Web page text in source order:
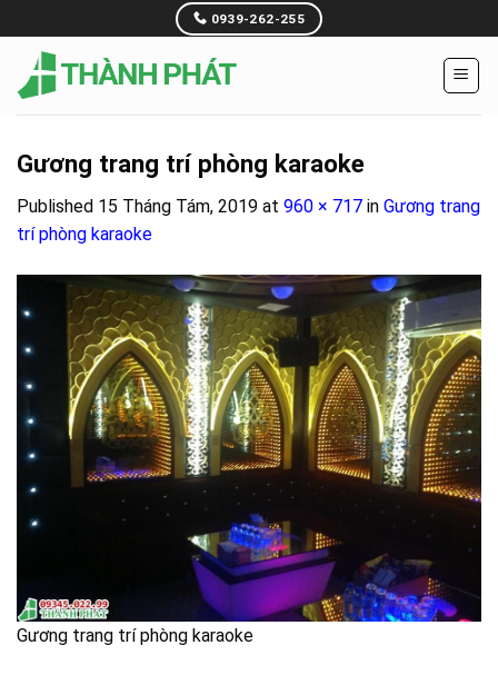
to
content
0939-262-255
Gương trang trí phòng karaoke
Published 15 Tháng Tám, 2019 at 960 × 717 in Gương trang
trí phòng karaoke
Gương trang trí phòng karaoke